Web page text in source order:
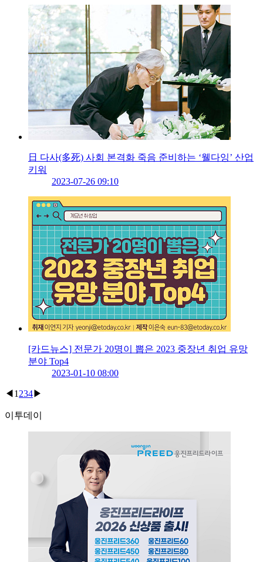
日 다사(多死) 사회 본격화 죽음 준비하는 ‘웰다잉’ 산업
키워
2023-07-26 09:10
[카드뉴스] 전문가 20명이 뽑은 2023 중장년 취업 유망
분야 Top4
2023-01-10 08:00
◀ 1 234▶
이투데이